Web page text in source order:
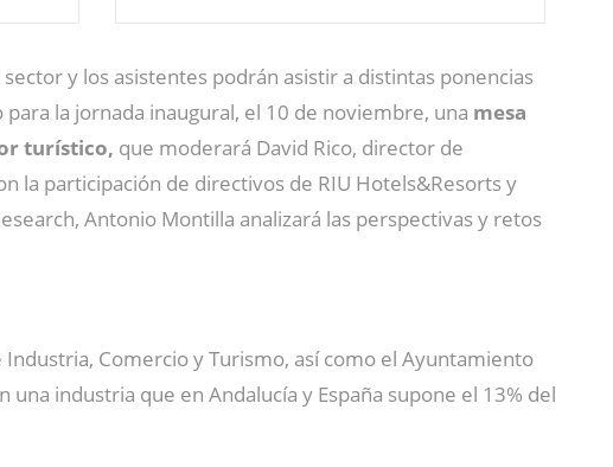
y los asistentes podrán asistir a distintas ponencias
la jornada inaugural, el 10 de noviembre, una mesa
turístico, que moderará David Rico, director de
la participación de directivos de RIU Hotels&Resorts y
Antonio Montilla analizará las perspectivas y retos
Industria, Comercio y Turismo, así como el Ayuntamiento
una industria que en Andalucía y España supone el 13% del